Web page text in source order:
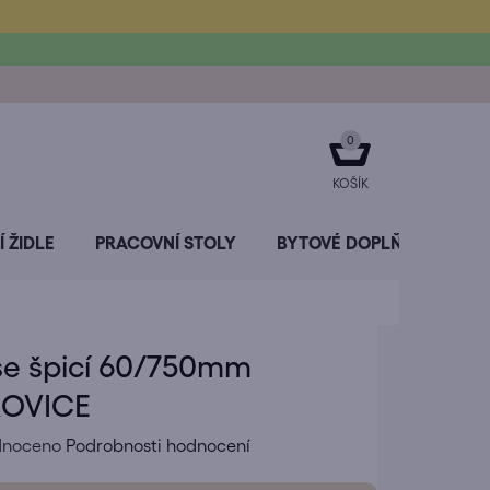
NÁKUPNÍ
KOŠÍK
ŽIDLE PRACOVNÍ STOLY BYTOVÉ DOPLŇKY
špicí 60/750mm
Podrobnosti hodnocení